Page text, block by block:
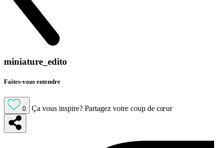
miniature_edito
Faites-vous entendre
0 Ça vous inspire? Partagez votre coup de cœur